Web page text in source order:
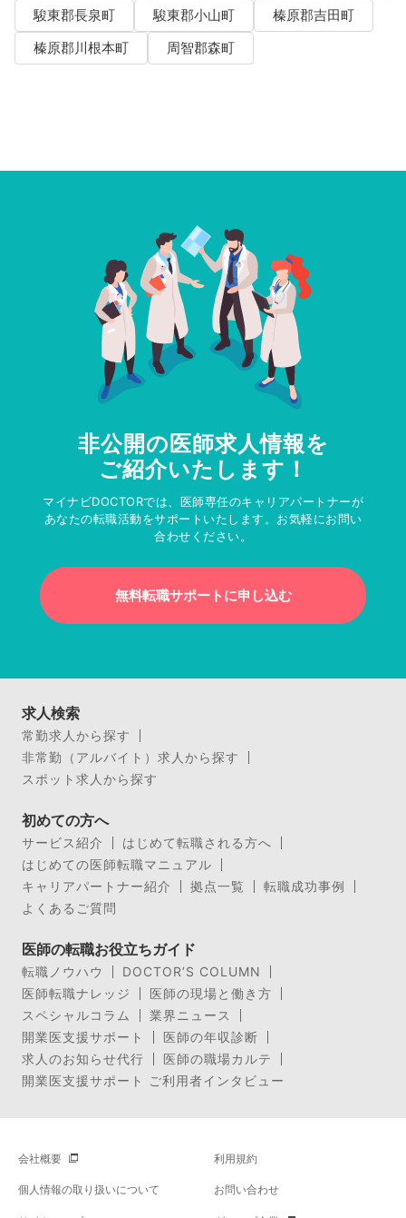
駿東郡長泉町
駿東郡小山町
榛原郡吉田町
榛原郡川根本町
周智郡森町
非公開の医師求人情報を
ご紹介いたします！
マイナビDOCTORでは、医師専任のキャリアパートナーが
あなたの転職活動をサポートいたします。お気軽にお問い
合わせください。
無料転職サポートに申し込む
求人検索
常勤求人から探す
非常勤（アルバイト）求人から探す
スポット求人から探す
初めての方へ
サービス紹介
はじめて転職される方へ
はじめての医師転職マニュアル
キャリアパートナー紹介
拠点一覧
転職成功事例
よくあるご質問
医師の転職お役立ちガイド
転職ノウハウ
DOCTOR’S COLUMN
医師転職ナレッジ
医師の現場と働き方
スペシャルコラム
業界ニュース
開業医支援サポート
医師の年収診断
求人のお知らせ代行
医師の職場カルテ
開業医支援サポート ご利用者インタビュー
会社概要 利用規約
個人情報の取り扱いについて お問い合わせ